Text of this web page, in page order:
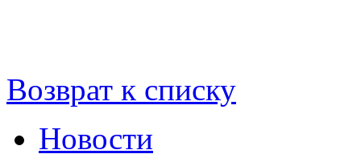
Возврат к списку
Новости